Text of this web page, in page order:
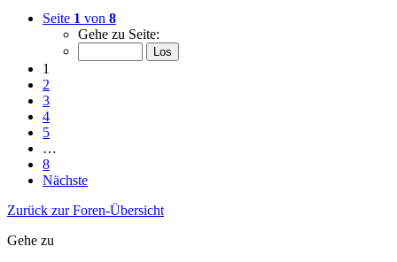
Seite 1 von 8
Gehe zu Seite:
1
2
3
4
5
…
8
Nächste
Zurück zur Foren-Übersicht
Gehe zu